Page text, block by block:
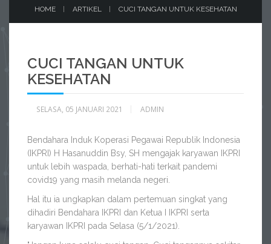
HOME ARTIKEL CUCI TANGAN UNTUK KESEHATAN
CUCI TANGAN UNTUK
KESEHATAN
SELASA, 05 JANUARI 2021 ADMIN
Bendahara Induk Koperasi Pegawai Republik Indonesia
(IKPRI) H Hasanuddin Bsy, SH mengajak karyawan IKPRI
untuk lebih waspada, berhati-hati terkait pandemi
covid19 yang masih melanda negeri.
Hal itu ia ungkapkan dalam pertemuan singkat yang
dihadiri Bendahara IKPRI dan Ketua I IKPRI serta
karyawan IKPRI pada Selasa (5/1/2021).